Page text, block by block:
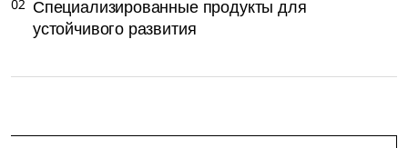
Специализированные продукты для
устойчивого развития
02